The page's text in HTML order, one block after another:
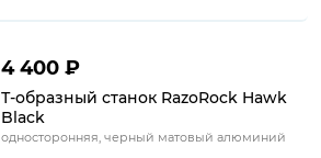
4 400 ₽
Т-образный станок RazoRock Hawk
Black
односторонняя, черный матовый алюминий